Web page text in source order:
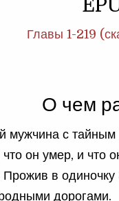
Главы 1-219
О чем
мужчина с
он умер, и что
Прожив в
дорогами.